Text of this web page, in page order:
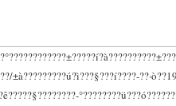
±à?????????ú?ì???§???í????-